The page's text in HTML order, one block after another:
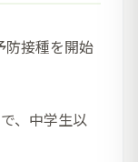
防接種を開始
、中学生以